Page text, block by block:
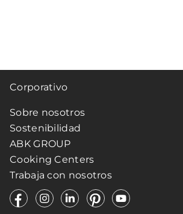
Corporativo
Sobre nosotros
Sostenibilidad
ABK GROUP
Cooking Centers
Trabaja con nosotros